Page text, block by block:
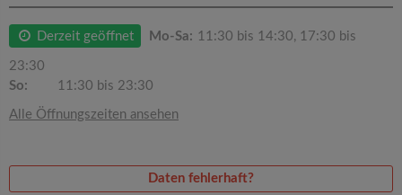
Derzeit geöffnet Mo-Sa: 11:30 bis 14:30, 17:30 bis
23:30
So:
11:30 bis 23:30
Alle Öffnungszeiten ansehen
Daten fehlerhaft?
a
t
i
o